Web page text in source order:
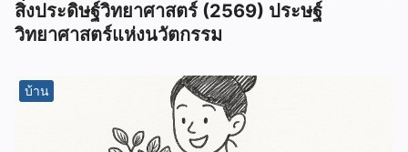
สิ่งประดิษฐ์วิทยาศาสตร์ (2569) ประษฐ์
วิทยาศาสตร์แห่งนวัตกรรม
บ้าน